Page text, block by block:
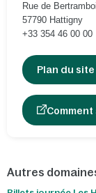
Rue de
57790 Hattigny
+33 354 46 00 00
Plan du
Autres